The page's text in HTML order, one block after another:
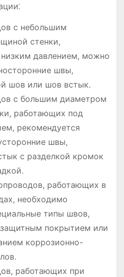
с небольшим
стенки,
давлением, можно
швы,
шов или шов встык.
с большим диаметром
работающих под
рекомендуется
швы,
с разделкой кромок
работающих в
необходимо
типы швов,
покрытием или
коррозионно-
работающих при